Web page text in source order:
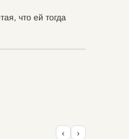
что ей тогда
‹ ›